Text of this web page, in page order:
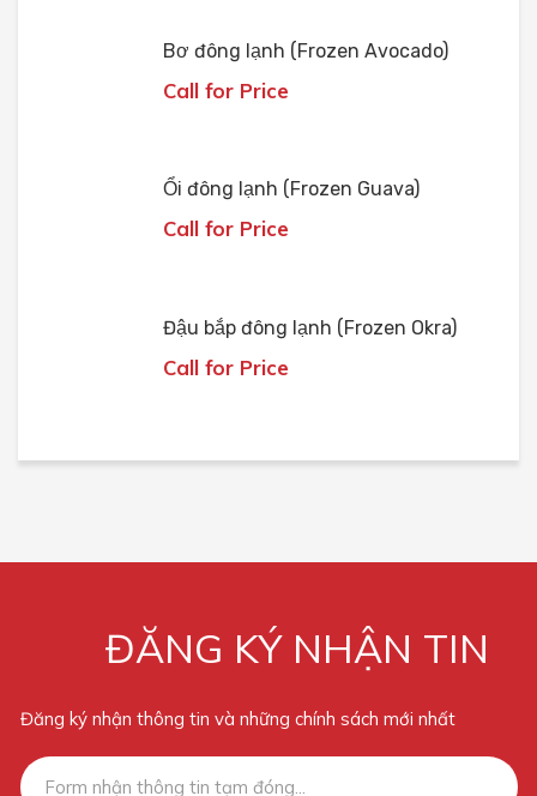
Bơ đông lạnh (Frozen Avocado)
Call for Price
Ổi đông lạnh (Frozen Guava)
Call for Price
Đậu bắp đông lạnh (Frozen Okra)
Call for Price
ĐĂNG KÝ NHẬN TIN
Đăng ký nhận thông tin và những chính sách mới nhất